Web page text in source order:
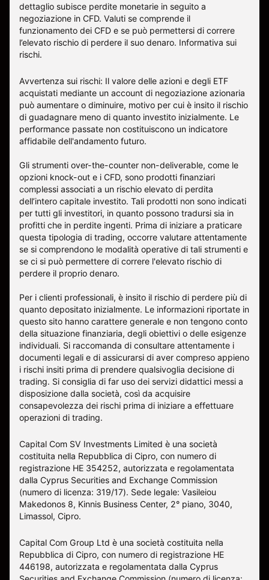
dettaglio subisce perdite monetarie in seguito a
negoziazione in CFD. Valuti se comprende il
funzionamento dei CFD e se può permettersi di correre
l’elevato rischio di perdere il suo denaro. Informativa sui
rischi.
Avvertenza sui rischi: Il valore delle azioni e degli ETF
acquistati mediante un account di negoziazione azionaria
può aumentare o diminuire, motivo per cui è insito il rischio
di guadagnare meno di quanto investito inizialmente. Le
performance passate non costituiscono un indicatore
affidabile dell'andamento futuro.
Gli strumenti over-the-counter non-deliverable, come le
opzioni knock-out e i CFD, sono prodotti finanziari
complessi associati a un rischio elevato di perdita
dell’intero capitale investito. Tali prodotti non sono indicati
per tutti gli investitori, in quanto possono tradursi sia in
profitti che in perdite ingenti. Prima di iniziare a praticare
questa tipologia di trading, occorre valutare attentamente
se si comprendono le modalità operative di tali strumenti e
se ci si può permettere di correre l'elevato rischio di
perdere il proprio denaro.
Per i clienti professionali, è insito il rischio di perdere più di
quanto depositato inizialmente. Le informazioni riportate in
questo sito hanno carattere generale e non tengono conto
della situazione finanziaria, degli obiettivi o delle esigenze
individuali. Si raccomanda di consultare attentamente i
documenti legali e di assicurarsi di aver compreso appieno
i rischi insiti prima di prendere qualsivoglia decisione di
trading. Si consiglia di far uso dei servizi didattici messi a
disposizione dalla società, così da acquisire
consapevolezza dei rischi prima di iniziare a effettuare
operazioni di trading.
Capital Com SV Investments Limited è una società
costituita nella Repubblica di Cipro, con numero di
registrazione HE 354252, autorizzata e regolamentata
dalla Cyprus Securities and Exchange Commission
(numero di licenza: 319/17). Sede legale: Vasileiou
Makedonos 8, Kinnis Business Center, 2° piano, 3040,
Limassol, Cipro.
Capital Com Group Ltd è una società costituita nella
Repubblica di Cipro, con numero di registrazione ΗΕ
446198, autorizzata e regolamentata dalla Cyprus